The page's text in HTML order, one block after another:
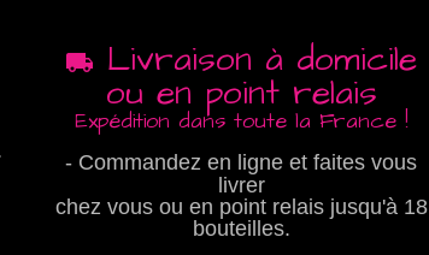
Livraison à domicile
ou en point relais
Expédition dans toute la France !
- Commandez en ligne et faites vous
livrer
chez vous ou en point relais jusqu'à 18
bouteilles.